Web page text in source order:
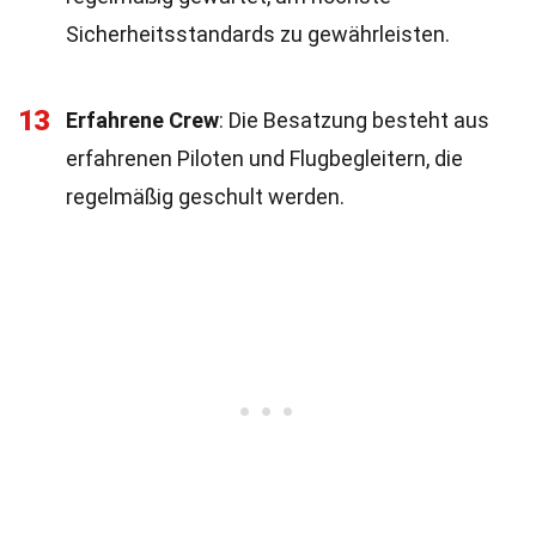
Sicherheitsstandards zu gewährleisten.
13 Erfahrene Crew: Die Besatzung besteht aus
erfahrenen Piloten und Flugbegleitern, die
regelmäßig geschult werden.